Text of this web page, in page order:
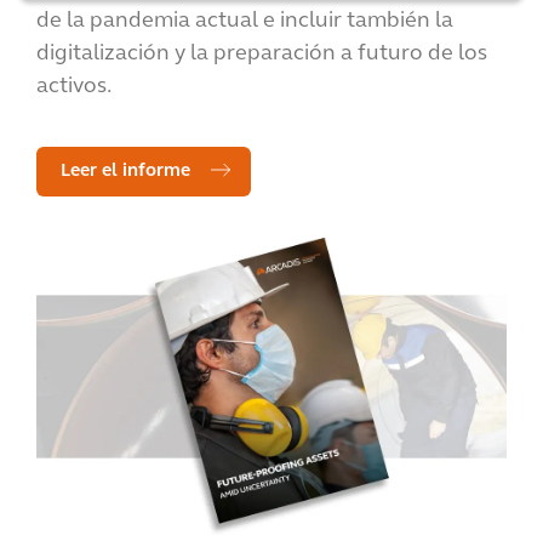
de la pandemia actual e incluir también la
digitalización y la preparación a futuro de los
activos.
Leer el informe